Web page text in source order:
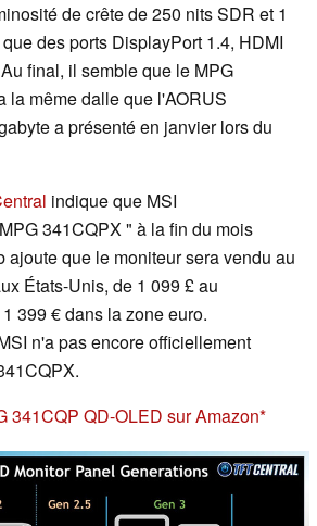
de crête de 250 nits SDR et 1
des ports DisplayPort 1.4, HDMI
final, il semble que le MPG
la même dalle que l'AORUS
a présenté en janvier lors du
indique que MSI
341CQPX " à la fin du mois
ajoute que le moniteur sera vendu au
États-Unis, de 1 099 £ au
399 € dans la zone euro.
n'a pas encore officiellement
341CQP QD-OLED sur Amazon